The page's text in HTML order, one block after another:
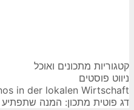
קטגוריות מתכונים ואוכל
ניווט פוסטים
in der lokalen Wirtschaft
דג פוטית מתכון: המנה